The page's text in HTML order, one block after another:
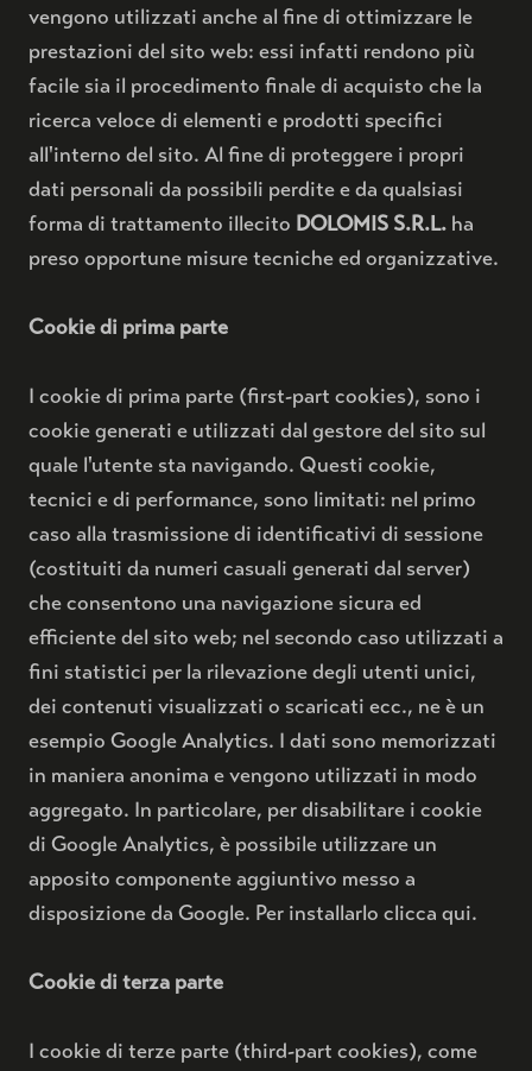
vengono utilizzati anche al fine di ottimizzare le
prestazioni del sito web: essi infatti rendono più
facile sia il procedimento finale di acquisto che la
ricerca veloce di elementi e prodotti specifici
all'interno del sito. Al fine di proteggere i propri
dati personali da possibili perdite e da qualsiasi
forma di trattamento illecito DOLOMIS S.R.L. ha
preso opportune misure tecniche ed organizzative.
Cookie di prima parte
I cookie di prima parte (first-part cookies), sono i
cookie generati e utilizzati dal gestore del sito sul
quale l'utente sta navigando. Questi cookie,
tecnici e di performance, sono limitati: nel primo
caso alla trasmissione di identificativi di sessione
(costituiti da numeri casuali generati dal server)
che consentono una navigazione sicura ed
efficiente del sito web; nel secondo caso utilizzati a
fini statistici per la rilevazione degli utenti unici,
dei contenuti visualizzati o scaricati ecc., ne è un
esempio Google Analytics. I dati sono memorizzati
in maniera anonima e vengono utilizzati in modo
aggregato. In particolare, per disabilitare i cookie
di Google Analytics, è possibile utilizzare un
apposito componente aggiuntivo messo a
disposizione da Google. Per installarlo clicca qui.
Cookie di terza parte
I cookie di terze parte (third-part cookies), come